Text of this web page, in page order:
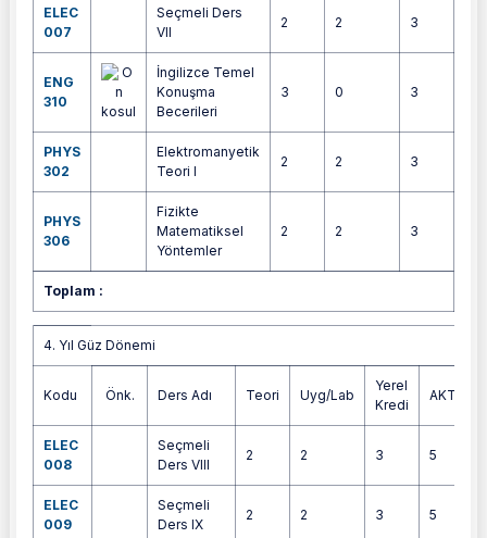
ELEC
007
Seçmeli Ders
VII
2 2 3
ENG
310
İngilizce Temel
Konuşma
Becerileri
3 0 3
PHYS
302
Elektromanyetik
Teori I
2 2 3
PHYS
306
Fizikte
Matematiksel
Yöntemler
2 2 3
Toplam :
4. Yıl Güz Dönemi
4. Yıl Güz Dönemi
Kodu Önk. Ders Adı Teori Uyg/Lab
Yerel
Kredi
AKTS
ELEC
008
Seçmeli
Ders VIII
2 2 3 5
ELEC
009
Seçmeli
Ders IX
2 2 3 5